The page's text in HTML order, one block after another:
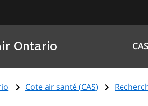
Ontario CAS
Cote air santé (CAS)